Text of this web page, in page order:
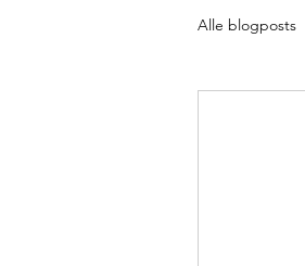
Alle blogposts